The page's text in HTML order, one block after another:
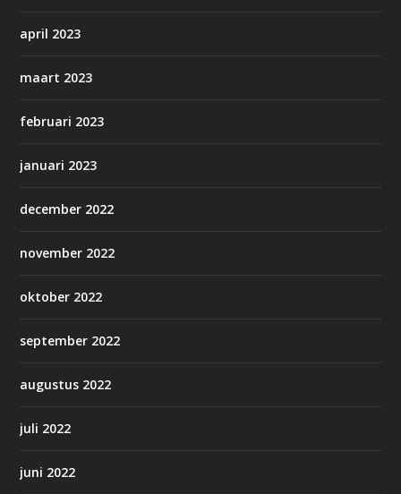
april 2023
maart 2023
februari 2023
januari 2023
december 2022
november 2022
oktober 2022
september 2022
augustus 2022
juli 2022
juni 2022